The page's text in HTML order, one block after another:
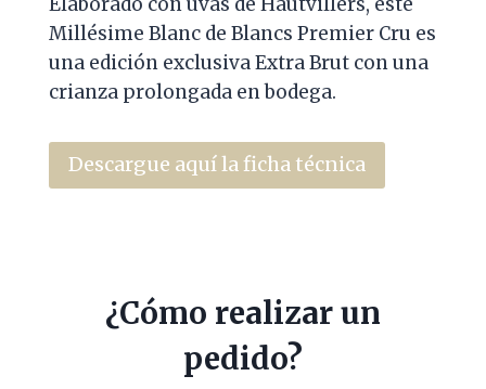
Millésime Blanc de Blancs Premier Cru es
una edición exclusiva Extra Brut con una
crianza prolongada en bodega.
Descargue aquí la ficha técnica
¿Cómo realizar un
pedido?